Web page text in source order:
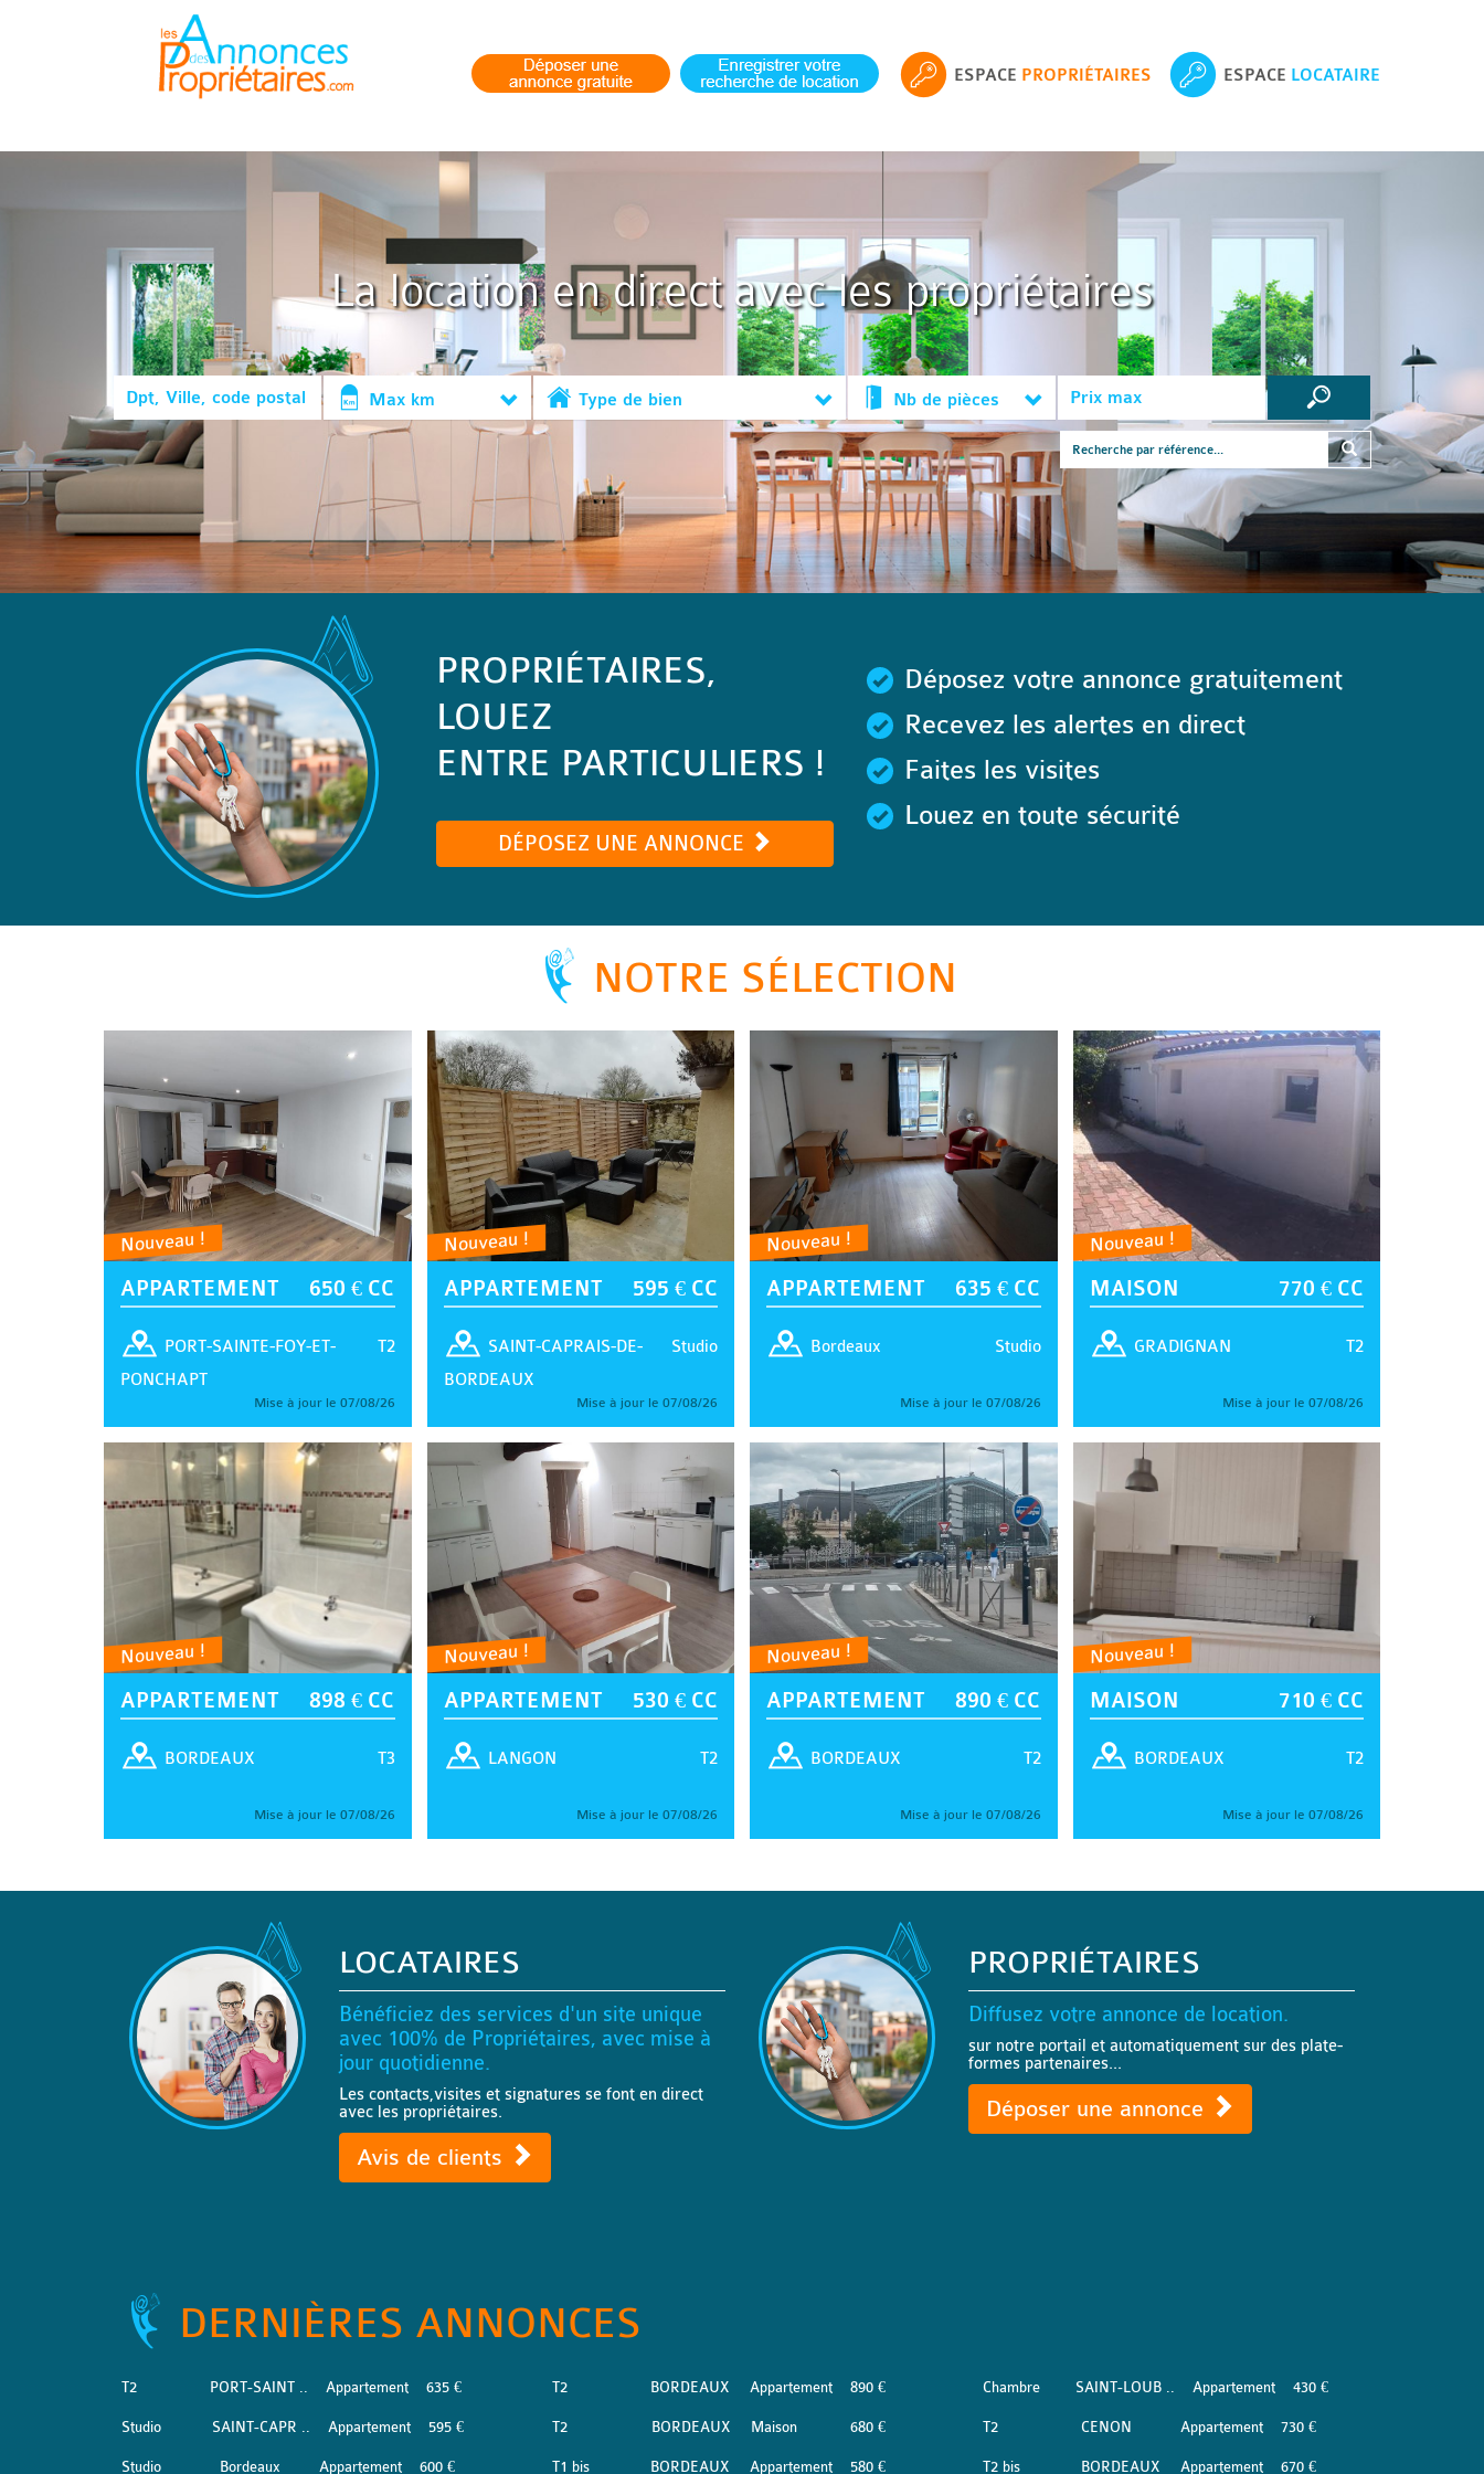
ESPACE PROPRIÉTAIRES ESPACE LOCATAIRE
La location en direct avec les propriétaires
Max km Type de bien Nb de pièces
PROPRIÉTAIRES,
LOUEZ
ENTRE PARTICULIERS !
DÉPOSEZ UNE ANNONCE
Déposez votre annonce gratuitement
Recevez les alertes en direct
Faites les visites
Louez en toute sécurité
NOTRE SÉLECTION
Nouveau !
APPARTEMENT 650 € CC
T2
PORT-SAINTE-FOY-ET-
PONCHAPT
Mise à jour le 07/08/26
Nouveau !
APPARTEMENT 595 € CC
Studio
SAINT-CAPRAIS-DE-
BORDEAUX
Mise à jour le 07/08/26
Nouveau !
APPARTEMENT 635 € CC
Studio
Bordeaux
Mise à jour le 07/08/26
Nouveau !
MAISON 770 € CC
T2
GRADIGNAN
Mise à jour le 07/08/26
Nouveau !
APPARTEMENT 898 € CC
T3
BORDEAUX
Mise à jour le 07/08/26
Nouveau !
APPARTEMENT 530 € CC
T2
LANGON
Mise à jour le 07/08/26
Nouveau !
APPARTEMENT 890 € CC
T2
BORDEAUX
Mise à jour le 07/08/26
Nouveau !
MAISON 710 € CC
T2
BORDEAUX
Mise à jour le 07/08/26
LOCATAIRES
Bénéficiez des services d'un site unique
avec 100% de Propriétaires, avec mise à
jour quotidienne.
Les contacts,visites et signatures se font en direct
avec les propriétaires.
Avis de clients
PROPRIÉTAIRES
Diffusez votre annonce de location.
sur notre portail et automatiquement sur des plate-
formes partenaires...
Déposer une annonce
DERNIÈRES ANNONCES
T2 PORT-SAINT .. Appartement 635 €
Studio SAINT-CAPR .. Appartement 595 €
Studio Bordeaux Appartement 600 €
T2 BORDEAUX Appartement 890 €
T2 BORDEAUX Maison 680 €
T1 bis BORDEAUX Appartement 580 €
Chambre SAINT-LOUB .. Appartement 430 €
T2 CENON Appartement 730 €
T2 bis BORDEAUX Appartement 670 €